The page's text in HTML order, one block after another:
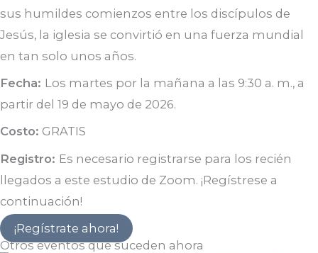
sus humildes comienzos entre los discípulos de
Jesús, la iglesia se convirtió en una fuerza mundial
en tan solo unos años.
Fecha: Los martes por la mañana a las 9:30 a. m., a
partir del 19 de mayo de 2026.
Costo: GRATIS
Registro: Es necesario registrarse para los recién
llegados a este estudio de Zoom. ¡Regístrese a
continuación!
¡Regístrate ahora!
Otros eventos que suceden ahora